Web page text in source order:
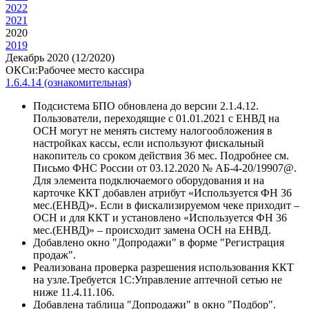
2022
2021
2020
2019
Декабрь 2020 (12/2020)
ОКСи:Рабочее место кассира
1.6.4.14 (ознакомительная)
Подсистема БПО обновлена до версии 2.1.4.12.
Пользователи, переходящие с 01.01.2021 с ЕНВД на
ОСН могут не менять систему налогообложения в
настройках кассы, если используют фискальный
накопитель со сроком действия 36 мес. Подробнее см.
Письмо ФНС России от 03.12.2020 № АБ-4-20/19907@.
Для элемента подключаемого оборудования и на
карточке ККТ добавлен атрибут «Используется ФН 36
мес.(ЕНВД)». Если в фискализируемом чеке приходит –
ОСН и для ККТ и установлено «Используется ФН 36
мес.(ЕНВД)» – происходит замена ОСН на ЕНВД.
Добавлено окно "Допродажи" в форме "Регистрация
продаж".
Реализована проверка разрешения использования ККТ
на узле.Требуется 1С:Управление аптечной сетью не
ниже 11.4.11.106.
Добавлена таблица "Допродажи" в окно "Подбор".